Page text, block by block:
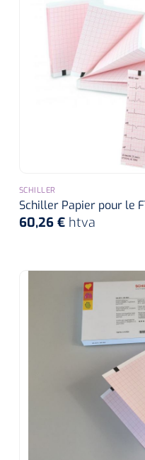
SCHILLER
Schiller Papier pour le
60,26 € htva